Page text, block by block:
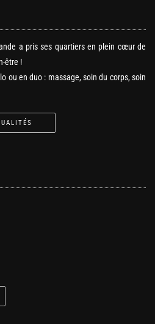
a pris ses quartiers en plein cœur de
être !
ou en duo : massage, soin du corps, soin